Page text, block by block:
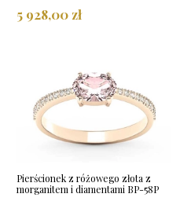
5 928,00 zł
Pierścionek z różowego złota z
morganitem i diamentami BP-58P